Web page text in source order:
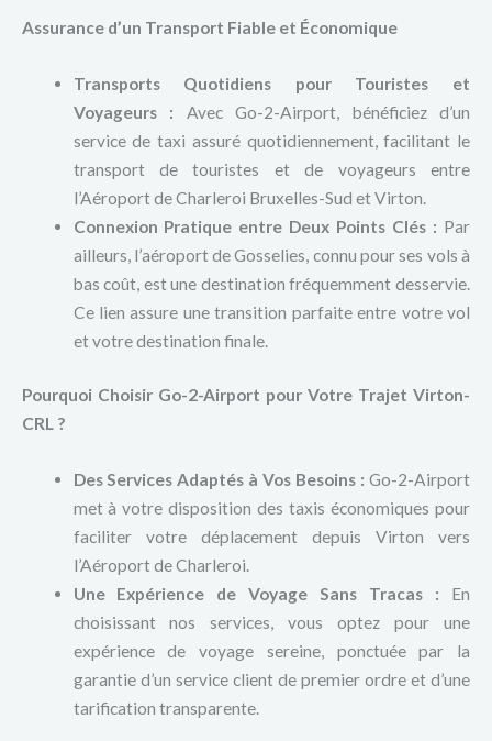
Assurance d’un Transport Fiable et Économique
Transports Quotidiens pour Touristes et
Voyageurs : Avec Go-2-Airport, bénéficiez d’un
service de taxi assuré quotidiennement, facilitant le
transport de touristes et de voyageurs entre
l’Aéroport de Charleroi Bruxelles-Sud et Virton.
Connexion Pratique entre Deux Points Clés : Par
ailleurs, l’aéroport de Gosselies, connu pour ses vols à
bas coût, est une destination fréquemment desservie.
Ce lien assure une transition parfaite entre votre vol
et votre destination finale.
Pourquoi Choisir Go-2-Airport pour Votre Trajet Virton-
CRL ?
Des Services Adaptés à Vos Besoins : Go-2-Airport
met à votre disposition des taxis économiques pour
faciliter votre déplacement depuis Virton vers
l’Aéroport de Charleroi.
Une Expérience de Voyage Sans Tracas : En
choisissant nos services, vous optez pour une
expérience de voyage sereine, ponctuée par la
garantie d’un service client de premier ordre et d’une
tarification transparente.